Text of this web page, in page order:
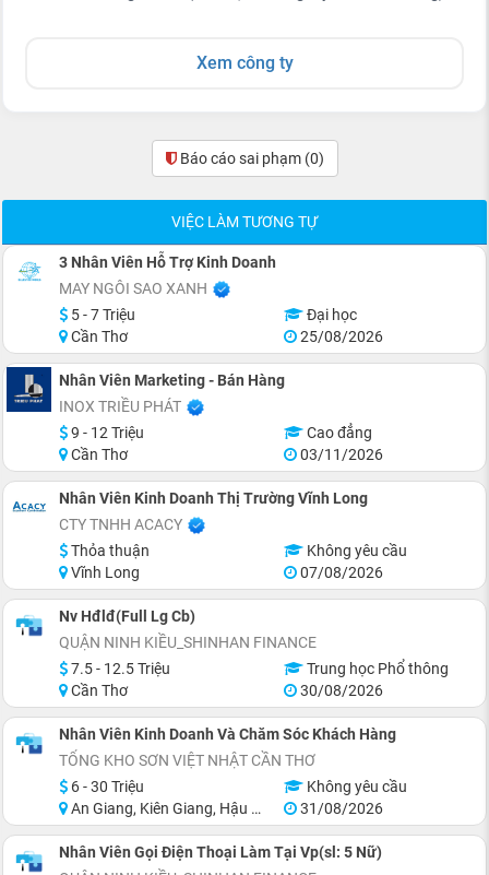
Xem công ty
Báo cáo sai phạm (0)
VIỆC LÀM TƯƠNG TỰ
3 Nhân Viên Hỗ Trợ Kinh Doanh
MAY NGÔI SAO XANH
5 - 7 Triệu
Đại học
Cần Thơ
25/08/2026
Nhân Viên Marketing - Bán Hàng
INOX TRIỀU PHÁT
9 - 12 Triệu
Cao đẳng
Cần Thơ
03/11/2026
Nhân Viên Kinh Doanh Thị Trường Vĩnh Long
CTY TNHH ACACY
Thỏa thuận
Không yêu cầu
Vĩnh Long
07/08/2026
Nv Hđlđ(Full Lg Cb)
QUẬN NINH KIỀU_SHINHAN FINANCE
7.5 - 12.5 Triệu
Trung học Phổ thông
Cần Thơ
30/08/2026
Nhân Viên Kinh Doanh Và Chăm Sóc Khách Hàng
TỔNG KHO SƠN VIỆT NHẬT CẦN THƠ
6 - 30 Triệu
Không yêu cầu
An Giang, Kiên Giang, Hậu Giang, Sóc Trăng, Bạc Liêu, Cà Mau
31/08/2026
Nhân Viên Gọi Điện Thoại Làm Tại Vp(sl: 5 Nữ)